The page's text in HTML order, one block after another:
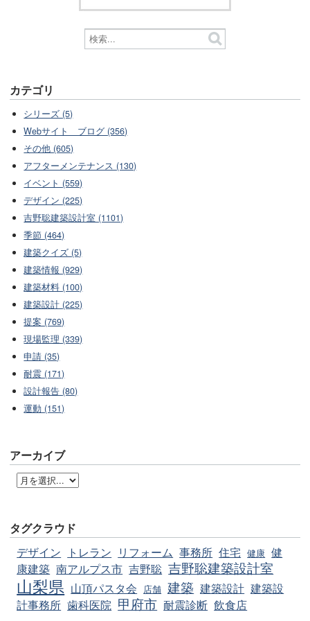
カテゴリ
シリーズ (5)
Webサイト ブログ (356)
その他 (605)
アフターメンテナンス (130)
イベント (559)
デザイン (225)
吉野聡建築設計室 (1101)
季節 (464)
建築クイズ (5)
建築情報 (929)
建築材料 (100)
建築設計 (225)
提案 (769)
現場監理 (339)
申請 (35)
耐震 (171)
設計報告 (80)
運動 (151)
アーカイブ
タグクラウド
デザイン トレラン リフォーム 事務所 住宅 健康 健
康建築 南アルプス市 吉野聡 吉野聡建築設計室
山梨県 山頂パスタ会 店舗 建築 建築設計 建築設
計事務所 歯科医院 甲府市 耐震診断 飲食店